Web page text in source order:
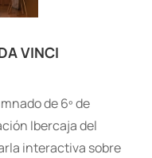
VINCI
de 6º de
Ibercaja del
interactiva sobre